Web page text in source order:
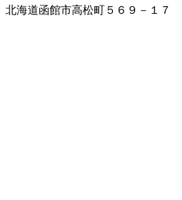
北海道函館市高松町５６９－１７